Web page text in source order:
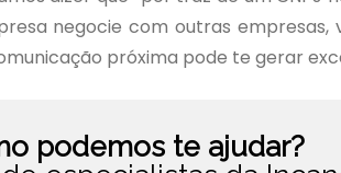
negocie com outras empresas,
próxima pode te gerar
podemos te ajudar?